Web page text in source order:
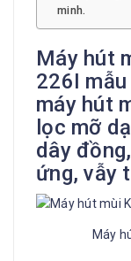
minh.
Máy hút
226I
máy hút
lọc mỡ
dây
ứng, vẫy
Máy